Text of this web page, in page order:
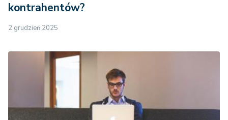
kontrahentów?
2 grudzień 2025